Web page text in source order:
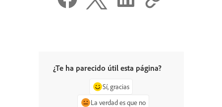
¿Te ha parecido útil esta página?
Sí, gracias
La verdad es que no